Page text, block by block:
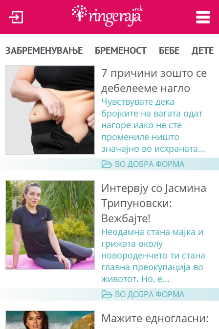
ЗАБРЕМЕНУВАЊЕ БРЕМЕНОСТ БЕБЕ ДЕТЕ
7 причини зошто се
дебелееме нагло
Чувствувате дека
бројките на вагата одат
нагоре иако не сте
промениле ништо
значајно во исхраната...
ВО ДОБРА ФОРМА
Интервју со Јасмина
Трипуновски:
Вежбајте!
Неодамна стана мајка и
грижата околу
новороденчето ти стана
главна преокупација во
животот. Но, е...
ВО ДОБРА ФОРМА
Мажите едногласни: